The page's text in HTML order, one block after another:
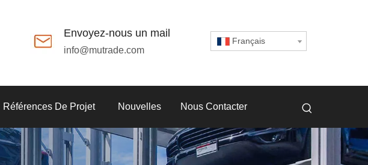
Envoyez-nous un mail
info@mutrade.com
Français
Références De Projet Nouvelles Nous Contacter